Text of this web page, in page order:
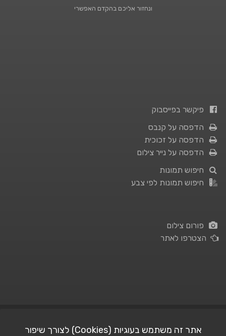
ונחזור אליכם בהקדם האפשרי
פיקשר בפייסבוק
הדפסה על קנבס
הדפסה על זכוכית
הדפסה על נייר צילום
חיפוש תמונות
חיפוש תמונות לפי צבע
פורום צילום
הצטרפו לאתר
אתר זה משתמש בעוגיות (Cookies) לצורך שיפור